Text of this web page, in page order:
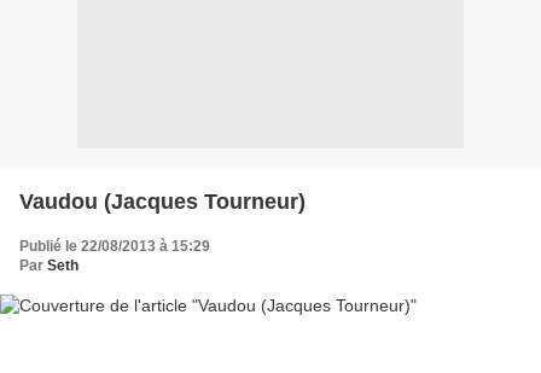
Vaudou (Jacques Tourneur)
Publié le 22/08/2013 à 15:29
Par Seth